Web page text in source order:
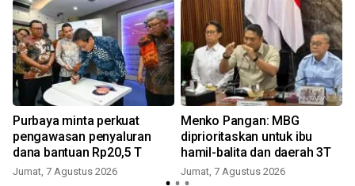
Purbaya minta perkuat
pengawasan penyaluran
dana bantuan Rp20,5 T
Jumat, 7 Agustus 2026
Menko Pangan: MBG
diprioritaskan untuk ibu
hamil-balita dan daerah 3T
Jumat, 7 Agustus 2026